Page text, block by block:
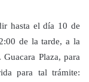
hasta el día 10 de
de la tarde, a la
Plaza, para
para tal trámite: